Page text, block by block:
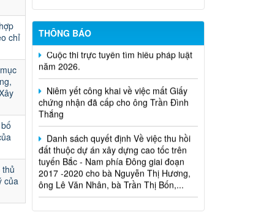
chỉ
của
THÔNG BÁO
Cuộc thi trực tuyến tìm hiểu pháp luật
năm 2026.
Niêm yết công khai về việc mất Giấy
chứng nhận đã cấp cho ông Trần Đình
Thắng
Danh sách quyết định Về việc thu hồi
đất thuộc dự án xây dựng cao tốc trên
tuyến Bắc - Nam phía Đông giai đoạn
2017 -2020 cho bà Nguyễn Thị Hương,
ông Lê Văn Nhân, bà Trần Thị Bốn,...
Quyết định xử phạt vi phạm hành